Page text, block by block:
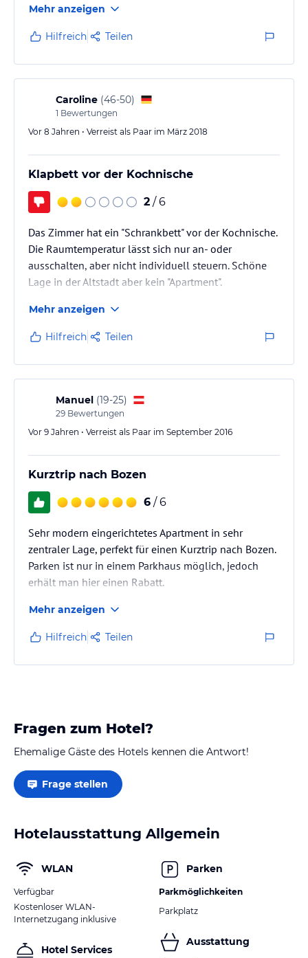
Mehr anzeigen
Hilfreich Teilen
Caroline (46-50)
1 Bewertungen
Vor 8 Jahren • Verreist als Paar im März 2018
Klapbett vor der Kochnische
2 / 6
Das Zimmer hat ein "Schrankbett" vor der Kochnische.
Die Raumtemperatur lässt sich nur an- oder
ausschalten, aber nicht individuell steuern. Schöne
Lage in der Altstadt aber kein "Apartment".
Mehr anzeigen
Hilfreich Teilen
Manuel (19-25)
29 Bewertungen
Vor 9 Jahren • Verreist als Paar im September 2016
Kurztrip nach Bozen
6 / 6
Sehr modern eingerichtetes Apartment in sehr
zentraler Lage, perfekt für einen Kurztrip nach Bozen.
Parken ist nur in einem Parkhaus möglich, jedoch
erhält man hier einen Rabatt.
Mehr anzeigen
Hilfreich Teilen
Fragen zum Hotel?
Ehemalige Gäste des Hotels kennen die Antwort!
Frage stellen
Hotelausstattung Allgemein
WLAN
Verfügbar
Kostenloser WLAN-
Internetzugang inklusive
Hotel Services
Parken
Parkmöglichkeiten
Parkplatz
Ausstattung